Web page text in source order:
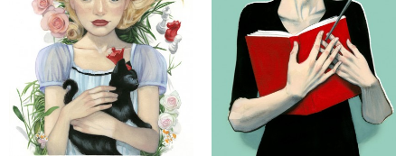
opciones
pueden
elegir
en